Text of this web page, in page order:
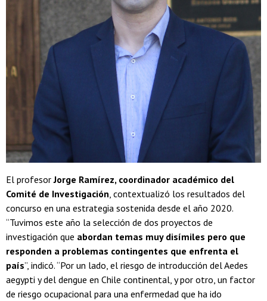
El profesorJorge Ramírez, coordinador académico del
Comité de Investigación, contextualizó los resultados del
concurso en una estrategia sostenida desde el año 2020.
“Tuvimos este año la selección de dos proyectos de
investigación que abordan temas muy disímiles pero que
responden a problemas contingentes que enfrenta el
país”, indicó. “Por un lado, el riesgo de introducción del Aedes
aegypti y del dengue en Chile continental, y por otro, un factor
de riesgo ocupacional para una enfermedad que ha ido